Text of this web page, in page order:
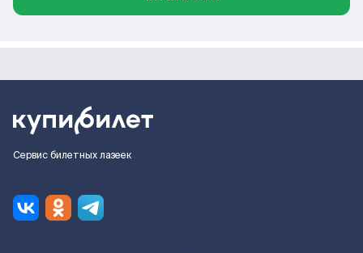
Сервис билетных лазеек